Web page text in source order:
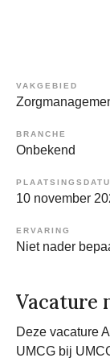
VAKGEBIED
BRANCHE
Onbekend
10 november
ERVARING
Niet nader
Vacature
Deze vacature
UMCG bij